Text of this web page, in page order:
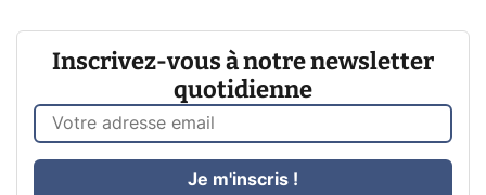
Inscrivez-vous à notre newsletter
quotidienne
Je m'inscris !